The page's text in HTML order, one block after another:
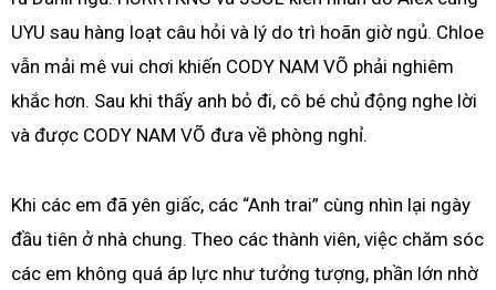
UYU sau hàng loạt câu hỏi và lý do trì hoãn giờ ngủ. Chloe
vẫn mải mê vui chơi khiến CODY NAM VÕ phải nghiêm
khắc hơn. Sau khi thấy anh bỏ đi, cô bé chủ động nghe lời
và được CODY NAM VÕ đưa về phòng nghỉ.
Khi các em đã yên giấc, các “Anh trai” cùng nhìn lại ngày
đầu tiên ở nhà chung. Theo các thành viên, việc chăm sóc
các em không quá áp lực như tưởng tượng, phần lớn nhờ